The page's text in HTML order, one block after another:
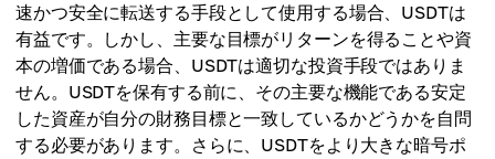
速かつ安全に転送する手段として使用する場合、USDTは
有益です。しかし、主要な目標がリターンを得ることや資
本の増価である場合、USDTは適切な投資手段ではありま
せん。USDTを保有する前に、その主要な機能である安定
した資産が自分の財務目標と一致しているかどうかを自問
する必要があります。さらに、USDTをより大きな暗号ポ